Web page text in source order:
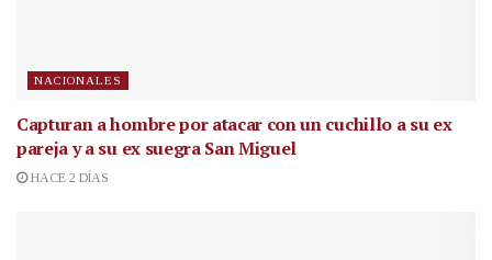
NACIONALES
Capturan a hombre por atacar con un cuchillo a su ex
pareja y a su ex suegra San Miguel
HACE 2 DÍAS